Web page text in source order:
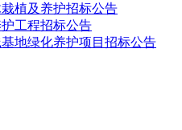
植及养护招标公告
工程招标公告
地绿化养护项目招标公告